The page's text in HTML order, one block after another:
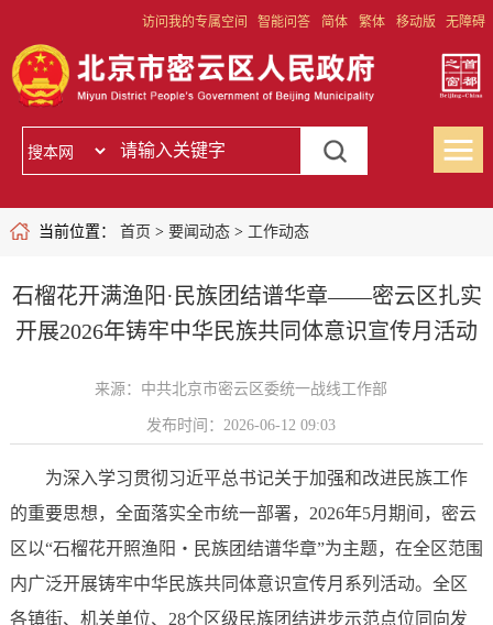
访问我的专属空间 智能问答 简体 繁体 移动版 无障碍
当前位置： 首页 > 要闻动态> 工作动态
石榴花开满渔阳·民族团结谱华章——密云区扎实
开展2026年铸牢中华民族共同体意识宣传月活动
来源：中共北京市密云区委统一战线工作部
发布时间：2026-06-12 09:03
为深入学习贯彻习近平总书记关于加强和改进民族工作
的重要思想，全面落实全市统一部署，2026年5月期间，密云
区以“石榴花开照渔阳・民族团结谱华章”为主题，在全区范围
内广泛开展铸牢中华民族共同体意识宣传月系列活动。全区
各镇街、机关单位、28个区级民族团结进步示范点位同向发